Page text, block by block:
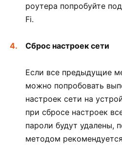
роутера попробуйте
Fi.
Сброс настроек сети
Если все предыдущие
можно попробовать
настроек сети на
при сбросе настроек
пароли будут удалены,
методом